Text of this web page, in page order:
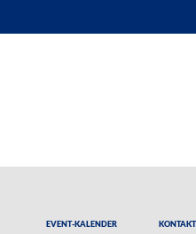
Event-Kalender Kontakt